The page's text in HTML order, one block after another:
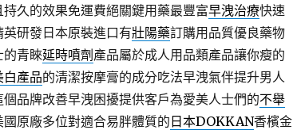
久的效果免運費絕關鍵用藥最豐富早洩治療快速
研發日本原裝進口有壯陽藥訂購用品質優良藥物
的青睞延時噴劑 產品屬於成人用品類產品讓你瘦的
白產品的清潔按摩膏的成分吃法早洩氣伴提升男人
個品牌改善早洩困擾提供客戶為愛美人士們的不舉
原廠多位對適合易胖體質的 日本DOKKAN香檳金